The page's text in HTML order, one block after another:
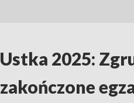
Ustka 2025:
zakończone